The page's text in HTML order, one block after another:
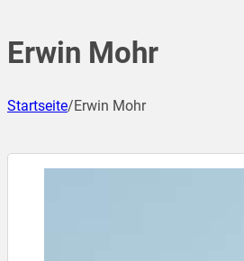
Erwin Mohr
Startseite/Erwin Mohr